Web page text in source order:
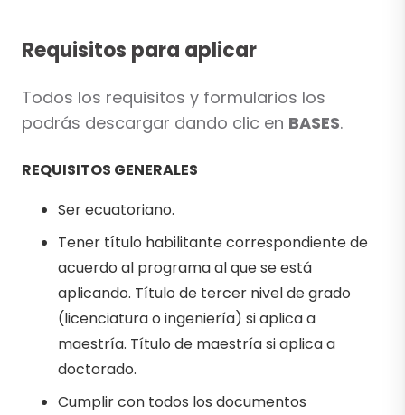
Requisitos para aplicar
Todos los requisitos y formularios los
podrás descargar dando clic en BASES.
REQUISITOS GENERALES
Ser ecuatoriano.
Tener título habilitante correspondiente de
acuerdo al programa al que se está
aplicando. Título de tercer nivel de grado
(licenciatura o ingeniería) si aplica a
maestría. Título de maestría si aplica a
doctorado.
Cumplir con todos los documentos